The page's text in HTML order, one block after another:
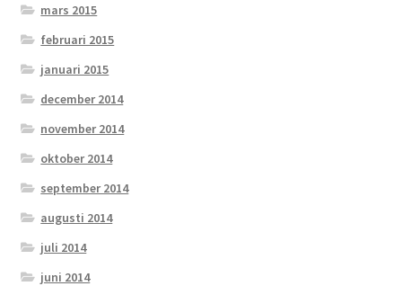
mars 2015
februari 2015
januari 2015
december 2014
november 2014
oktober 2014
september 2014
augusti 2014
juli 2014
juni 2014